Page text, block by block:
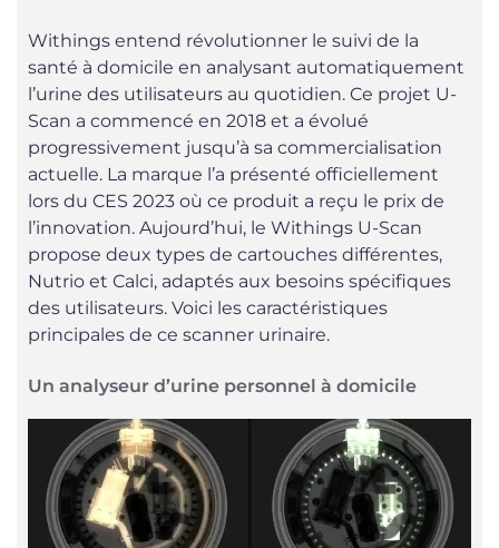
Withings entend révolutionner le suivi de la
santé à domicile en analysant automatiquement
l’urine des utilisateurs au quotidien. Ce projet U-
Scan a commencé en 2018 et a évolué
progressivement jusqu’à sa commercialisation
actuelle. La marque l’a présenté officiellement
lors du CES 2023 où ce produit a reçu le prix de
l’innovation. Aujourd’hui, le Withings U-Scan
propose deux types de cartouches différentes,
Nutrio et Calci, adaptés aux besoins spécifiques
des utilisateurs. Voici les caractéristiques
principales de ce scanner urinaire.
Un analyseur d’urine personnel à domicile